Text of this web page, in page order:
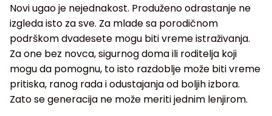
Novi ugao je nejednakost. Produženo odrastanje ne
izgleda isto za sve. Za mlade sa porodičnom
podrškom dvadesete mogu biti vreme istraživanja.
Za one bez novca, sigurnog doma ili roditelja koji
mogu da pomognu, to isto razdoblje može biti vreme
pritiska, ranog rada i odustajanja od boljih izbora.
Zato se generacija ne može meriti jednim lenjirom.